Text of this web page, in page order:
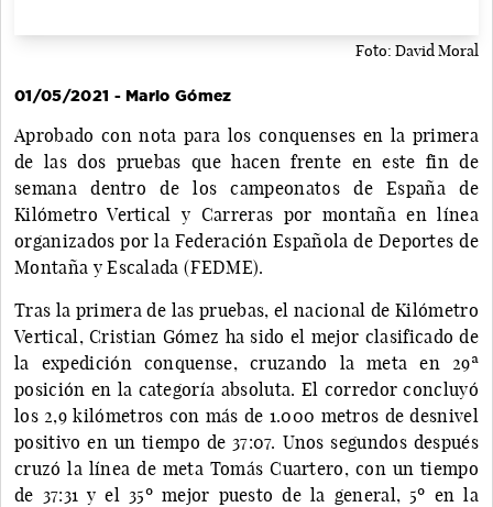
Foto: David Moral
01/05/2021 - Mario Gómez
Aprobado con nota para los conquenses en la primera
de las dos pruebas que hacen frente en este fin de
semana dentro de los campeonatos de España de
Kilómetro Vertical y Carreras por montaña en línea
organizados por la Federación Española de Deportes de
Montaña y Escalada (FEDME).
Tras la primera de las pruebas, el nacional de Kilómetro
Vertical, Cristian Gómez ha sido el mejor clasificado de
la expedición conquense, cruzando la meta en 29ª
posición en la categoría absoluta. El corredor concluyó
los 2,9 kilómetros con más de 1.000 metros de desnivel
positivo en un tiempo de 37:07. Unos segundos después
cruzó la línea de meta Tomás Cuartero, con un tiempo
de 37:31 y el 35º mejor puesto de la general, 5º en la